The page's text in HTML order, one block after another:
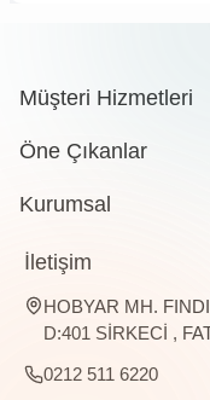
Müşteri Hizmetleri
Öne Çıkanlar
Kurumsal
İletişim
HOBYAR MH.
D:401 SİRKECİ ,
0212 511 6220